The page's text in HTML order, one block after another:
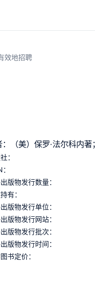
效地招聘
：（美）保罗·法尔科内著
：
版物发行数量：
有：
版物发行单位：
版物发行网站：
版物发行批次：
版物发行时间：
书定价：